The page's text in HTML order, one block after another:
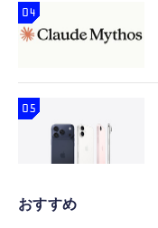
おすすめ